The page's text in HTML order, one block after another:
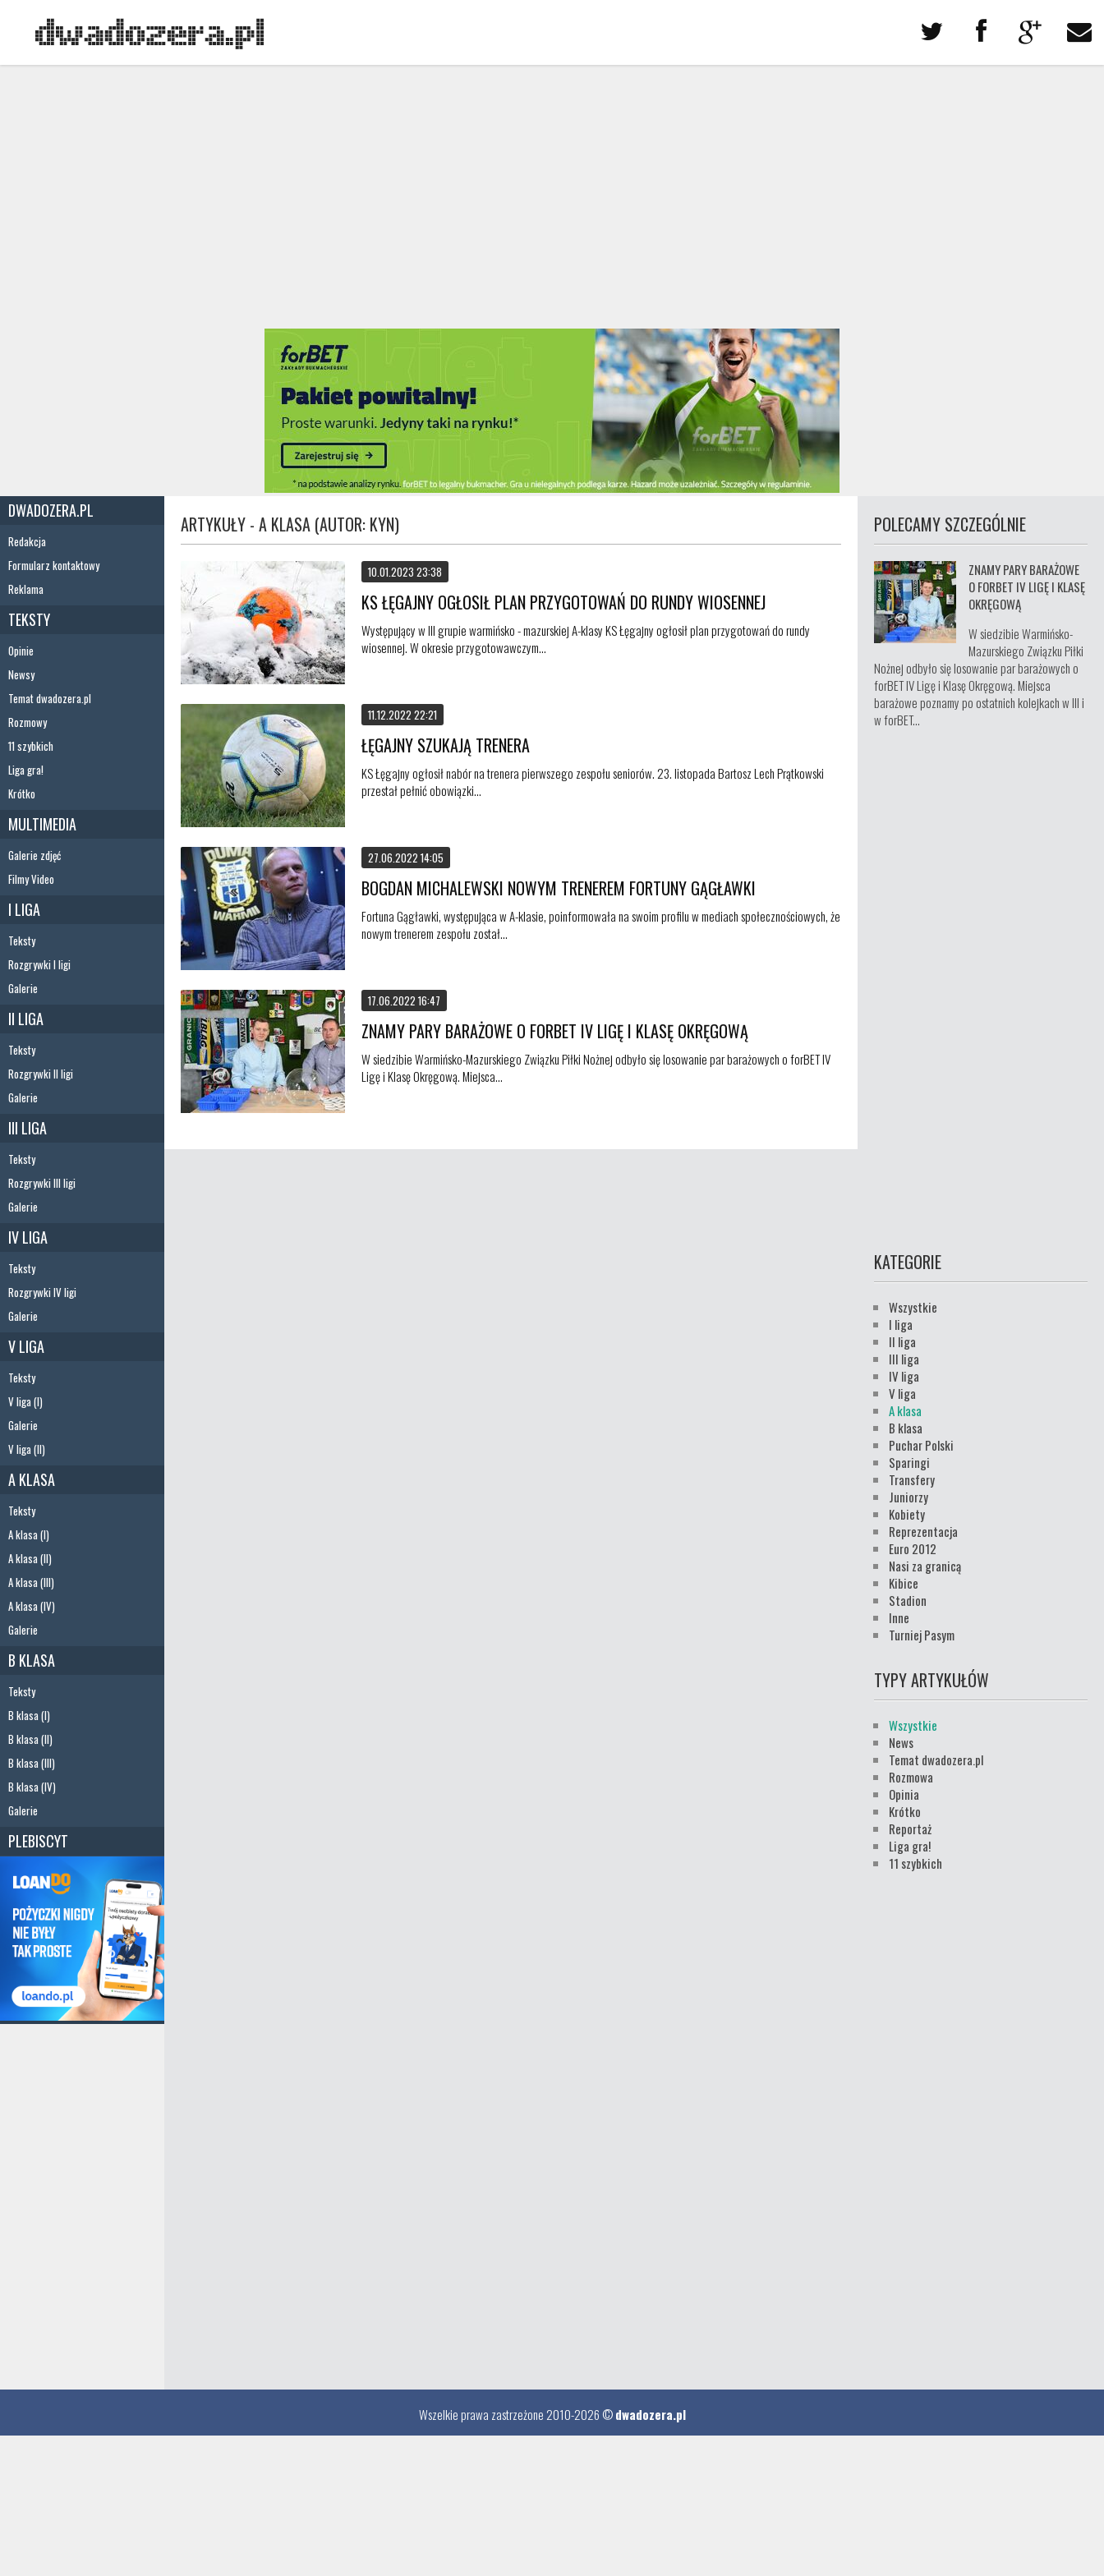
DWADOZERA.PL
Redakcja
Formularz kontaktowy
Reklama
TEKSTY
Opinie
Newsy
Temat dwadozera.pl
Rozmowy
11 szybkich
Liga gra!
Krótko
MULTIMEDIA
Galerie zdjęć
Filmy Video
I LIGA
Teksty
Rozgrywki I ligi
Galerie
II LIGA
Teksty
Rozgrywki II ligi
Galerie
III LIGA
Teksty
Rozgrywki III ligi
Galerie
IV LIGA
Teksty
Rozgrywki IV ligi
Galerie
V LIGA
Teksty
V liga (I)
Galerie
V liga (II)
A KLASA
Teksty
A klasa (I)
A klasa (II)
A klasa (III)
A klasa (IV)
Galerie
B KLASA
Teksty
B klasa (I)
B klasa (II)
B klasa (III)
B klasa (IV)
Galerie
PLEBISCYT
ARTYKUŁY - A KLASA (AUTOR: KYN)
10.01.2023 23:38
KS ŁĘGAJNY OGŁOSIŁ PLAN PRZYGOTOWAŃ DO RUNDY WIOSENNEJ
Występujący w III grupie warmińsko - mazurskiej A-klasy KS Łęgajny ogłosił plan przygotowań do rundy
wiosennej. W okresie przygotowawczym...
11.12.2022 22:21
ŁĘGAJNY SZUKAJĄ TRENERA
KS Łęgajny ogłosił nabór na trenera pierwszego zespołu seniorów. 23. listopada Bartosz Lech Prątkowski
przestał pełnić obowiązki...
27.06.2022 14:05
BOGDAN MICHALEWSKI NOWYM TRENEREM FORTUNY GĄGŁAWKI
Fortuna Gągławki, występująca w A-klasie, poinformowała na swoim profilu w mediach społecznościowych, że
nowym trenerem zespołu został...
17.06.2022 16:47
ZNAMY PARY BARAŻOWE O FORBET IV LIGĘ I KLASĘ OKRĘGOWĄ
W siedzibie Warmińsko-Mazurskiego Związku Piłki Nożnej odbyło się losowanie par barażowych o forBET IV
Ligę i Klasę Okręgową. Miejsca...
POLECAMY SZCZEGÓLNIE
ZNAMY PARY BARAŻOWE
O FORBET IV LIGĘ I KLASĘ
OKRĘGOWĄ
W siedzibie Warmińsko-
Mazurskiego Związku Piłki
Nożnej odbyło się losowanie par barażowych o
forBET IV Ligę i Klasę Okręgową. Miejsca
barażowe poznamy po ostatnich kolejkach w III i
w forBET...
KATEGORIE
Wszystkie
I liga
II liga
III liga
IV liga
V liga
A klasa
B klasa
Puchar Polski
Sparingi
Transfery
Juniorzy
Kobiety
Reprezentacja
Euro 2012
Nasi za granicą
Kibice
Stadion
Inne
Turniej Pasym
TYPY ARTYKUŁÓW
Wszystkie
News
Temat dwadozera.pl
Rozmowa
Opinia
Krótko
Reportaż
Liga gra!
11 szybkich
Wszelkie prawa zastrzeżone 2010-2026 ©dwadozera.pl